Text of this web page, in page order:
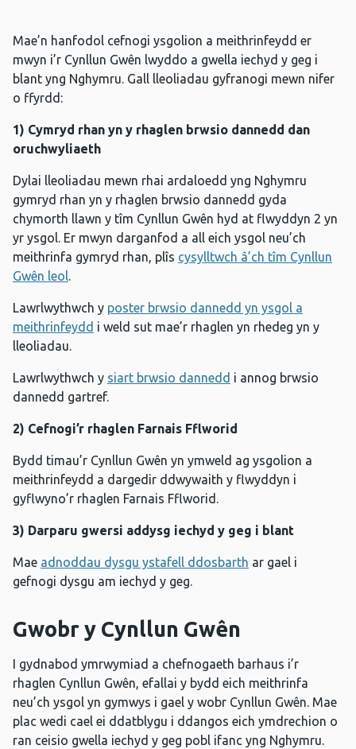
Mae’n hanfodol cefnogi ysgolion a meithrinfeydd er
mwyn i’r Cynllun Gwên lwyddo a gwella iechyd y geg i
blant yng Nghymru. Gall lleoliadau gyfranogi mewn nifer
o ffyrdd:
1) Cymryd rhan yn y rhaglen brwsio dannedd dan
oruchwyliaeth
Dylai lleoliadau mewn rhai ardaloedd yng Nghymru
gymryd rhan yn y rhaglen brwsio dannedd gyda
chymorth llawn y tîm Cynllun Gwên hyd at flwyddyn 2 yn
yr ysgol. Er mwyn darganfod a all eich ysgol neu’ch
meithrinfa gymryd rhan, plîs cysylltwch â’ch tîm Cynllun
Gwên leol.
Lawrlwythwch y poster brwsio dannedd yn ysgol a
meithrinfeydd i weld sut mae’r rhaglen yn rhedeg yn y
lleoliadau.
Lawrlwythwch y siart brwsio dannedd i annog brwsio
dannedd gartref.
2) Cefnogi’r rhaglen Farnais Fflworid
Bydd timau’r Cynllun Gwên yn ymweld ag ysgolion a
meithrinfeydd a dargedir ddwywaith y flwyddyn i
gyflwyno’r rhaglen Farnais Fflworid.
3) Darparu gwersi addysg iechyd y geg i blant
Mae adnoddau dysgu ystafell ddosbarth ar gael i
gefnogi dysgu am iechyd y geg.
Gwobr y Cynllun Gwên
I gydnabod ymrwymiad a chefnogaeth barhaus i’r
rhaglen Cynllun Gwên, efallai y bydd eich meithrinfa
neu’ch ysgol yn gymwys i gael y wobr Cynllun Gwên. Mae
plac wedi cael ei ddatblygu i ddangos eich ymdrechion o
ran ceisio gwella iechyd y geg pobl ifanc yng Nghymru.